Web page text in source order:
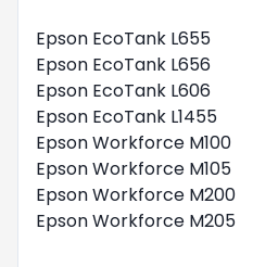
Epson EcoTank L655
Epson EcoTank L656
Epson EcoTank L606
Epson EcoTank L1455
Epson Workforce M100
Epson Workforce M105
Epson Workforce M200
Epson Workforce M205